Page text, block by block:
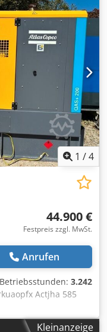
750l/min,
Kaeser EPC
10bar,
3,0kW. 3)
Maschinen- und
max.
-10°C bis +50°C.
Codpfezmh Uajx
1 /4
44.900 €
Festpreis zzgl. MwSt.
Anrufen
3.242
Actjha 585
Steckdosen 125-63-
Typ B
Kleinanzeige